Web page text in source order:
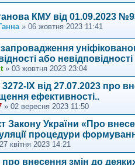
КМУ від 01.09.2023
» 06 жовтня 2023 11:41
або невідповідності
» 03 жовтня 2023 23:04
ІХ від 27.07.2023 про
ефективності..
» 02 вересня 2023 11:50
Закону України «Про
процедури
27 квітня 2023 14:21
про внесення змін до